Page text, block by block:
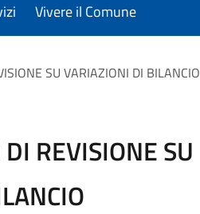
Vivere il Comune
SU VARIAZIONI DI BILANCIO
REVISIONE SU